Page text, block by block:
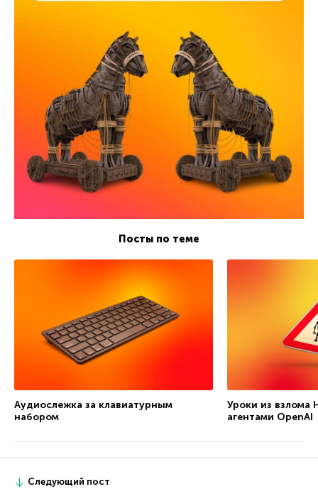
Посты по теме
Аудиослежка за клавиатурным
набором
Уроки из взлома
агентами OpenAI
Следующий пост